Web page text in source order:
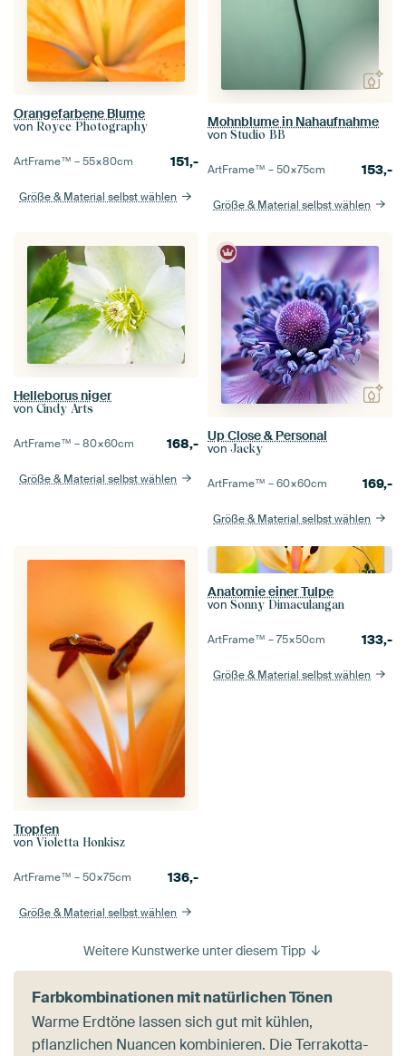
Orangefarbene Blume
von Royce Photography
ArtFrame™ –55×80cm 151,-
Größe & Material selbst wählen
Mohnblume in Nahaufnahme
von Studio BB
ArtFrame™ –50×75cm 153,-
Größe & Material selbst wählen
Helleborus niger
von Cindy Arts
ArtFrame™ –80×60cm 168,-
Größe & Material selbst wählen
Up Close & Personal
von Jacky
ArtFrame™ –60×60cm 169,-
Größe & Material selbst wählen
Tropfen
von Violetta Honkisz
ArtFrame™ –50×75cm 136,-
Größe & Material selbst wählen
Anatomie einer Tulpe
von Sonny Dimaculangan
ArtFrame™ –75×50cm 133,-
Größe & Material selbst wählen
Weitere Kunstwerke unter diesem Tipp
Farbkombinationen mit natürlichen Tönen
Warme Erdtöne lassen sich gut mit kühlen,
pflanzlichen Nuancen kombinieren. Die Terrakotta-